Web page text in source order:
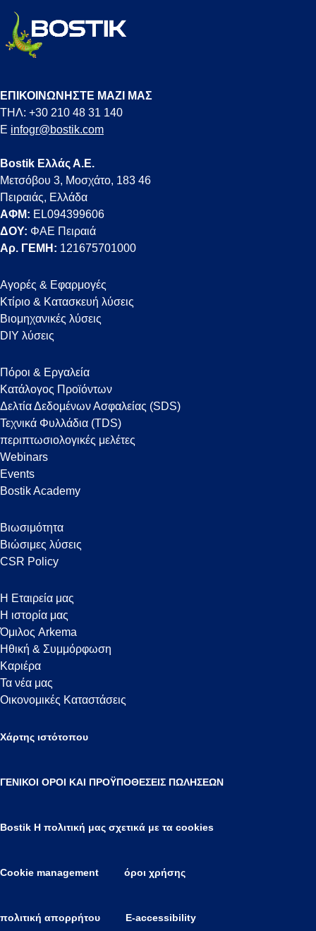
ΕΠΙΚΟΙΝΩΝΗΣΤΕ ΜΑΖΙ ΜΑΣ
ΤΗΛ: +30 210 48 31 140
E infogr@bostik.com
Bostik Ελλάς Α.Ε.
Μετσόβου 3, Μοσχάτο, 183 46
Πειραιάς, Ελλάδα
ΑΦΜ: EL094399606
ΔΟΥ: ΦΑΕ Πειραιά
Αρ. ΓΕΜΗ: 121675701000
Αγορές & Εφαρμογές
Κτίριο & Κατασκευή λύσεις
Βιομηχανικές λύσεις
DIY λύσεις
Πόροι & Εργαλεία
Κατάλογος Προϊόντων
Δελτία Δεδομένων Ασφαλείας (SDS)
Τεχνικά Φυλλάδια (TDS)
περιπτωσιολογικές μελέτες
Webinars
Events
Bostik Academy
Βιωσιμότητα
Βιώσιμες λύσεις
CSR Policy
Η Εταιρεία μας
Η ιστορία μας
Όμιλος Arkema
Ηθική & Συμμόρφωση
Καριέρα
Τα νέα μας
Οικονομικές Καταστάσεις
Χάρτης ιστότοπου
ΓΕΝΙΚΟΙ ΟΡΟΙ ΚΑΙ ΠΡΟΫΠΟΘΕΣΕΙΣ ΠΩΛΗΣΕΩΝ
Bostik Η πολιτική μας σχετικά με τα cookies
Cookie management όροι χρήσης
πολιτική απορρήτου E-accessibility